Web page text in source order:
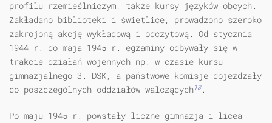
profilu rzemieślniczym, także kursy języków obcych.
Zakładano biblioteki i świetlice, prowadzono szeroko
zakrojoną akcję wykładową i odczytową. Od stycznia
1944 r. do maja 1945 r. egzaminy odbywały się w
trakcie działań wojennych np. w czasie kursu
gimnazjalnego 3. DSK, a państwowe komisje dojeżdżały
do poszczególnych oddziałów walczących13.
Po maju 1945 r. powstały liczne gimnazja i licea